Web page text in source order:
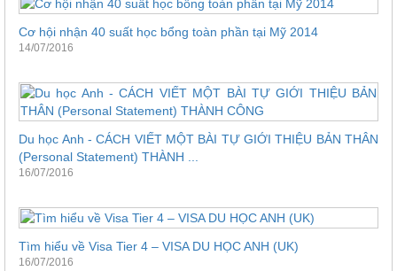
Cơ hội nhận 40 suất học bổng toàn phần tại Mỹ 2014
14/07/2016
Du học Anh - CÁCH VIẾT MỘT BÀI TỰ GIỚI THIỆU BẢN THÂN
(Personal Statement) THÀNH ...
16/07/2016
Tìm hiểu về Visa Tier 4 – VISA DU HỌC ANH (UK)
16/07/2016